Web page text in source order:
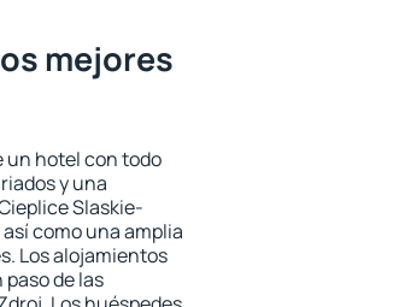
mejores
un hotel con todo
y una
Slaskie-
como una amplia
Los alojamientos
de las